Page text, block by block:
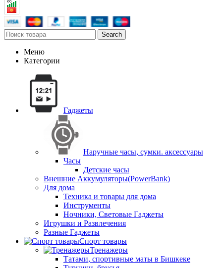
Search
Меню
Категории
Гаджеты
Наручные часы, сумки. аксессуары
Часы
Детские часы
Внешние Аккумуляторы(PowerBank)
Для дома
Техника и товары для дома
Инструменты
Ночники, Световые Гаджеты
Игрушки и Развлечения
Разные Гаджеты
Спорт товары
Тренажеры
Татами, спортивные маты в Бишкеке